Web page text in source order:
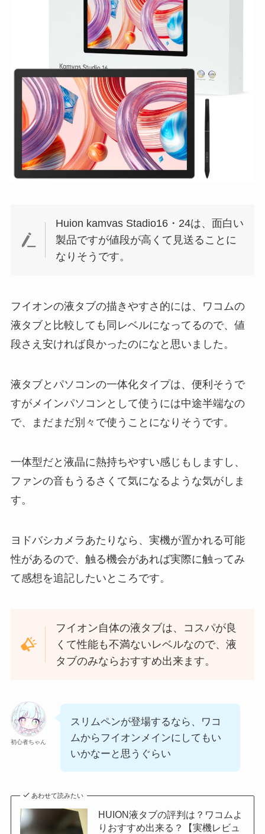
Huion kamvas Stadio16・24は、面白い
製品ですが値段が高くて見送ることに
なりそうです。
フイオンの液タブの描きやすさ的には、ワコムの
液タブと比較しても同レベルになってるので、値
段さえ安ければ良かったのになと思いました。
液タブとパソコンの一体化タイプは、便利そうで
すがメインパソコンとして使うには中途半端なの
で、まだまだ別々で使うことになりそうです。
一体型だと液晶に熱持ちやすい感じもしますし、
ファンの音もうるさくて気になるような気がしま
す。
ヨドバシカメラあたりなら、実機が置かれる可能
性があるので、触る機会があれば実際に触ってみ
て感想を追記したいところです。
フイオン自体の液タブは、コスパが良
くて性能も不満ないレベルなので、液
タブのみならおすすめ出来ます。
初心者ちゃん
スリムペンが登場するなら、ワコ
ムからフイオンメインにしてもい
いかなーと思うぐらい
あわせて読みたい
HUION液タブの評判は？ワコムよ
りおすすめ出来る？【実機レビュ